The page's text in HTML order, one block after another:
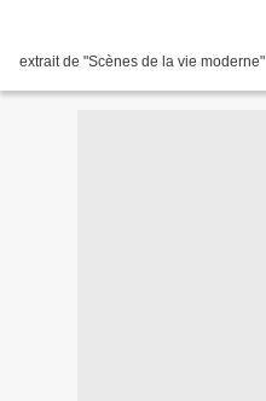
extrait de "Scènes de la vie moderne"